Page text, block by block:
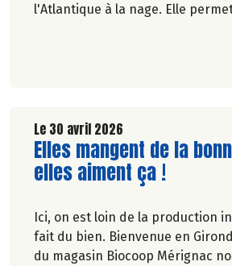
l'Atlantique à la nage. Elle
la vie marine et d'apprendre à
Le 30 avril 2026
Lire la suite de l'article
Elles mangent de la
elles aiment ça !
Ici, on est loin de la production
fait du bien. Bienvenue en
du magasin Biocoop Mérignac